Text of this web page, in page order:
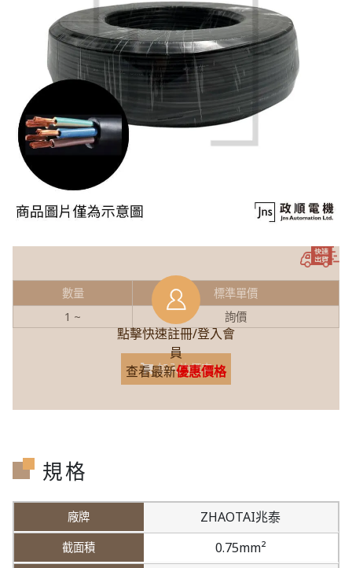
點擊快速註冊/登入會
員
查看最新優惠價格
數量
標準單價
1 ~
詢價
加入詢價車
規格
ZHAOTAI兆泰
0.75mm²